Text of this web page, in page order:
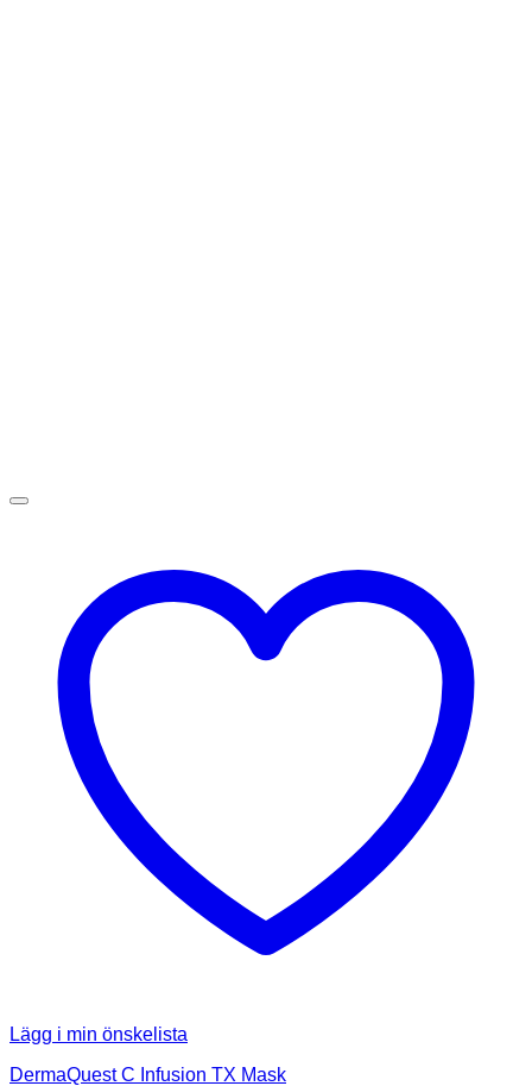
Lägg i min önskelista
DermaQuest C Infusion TX Mask